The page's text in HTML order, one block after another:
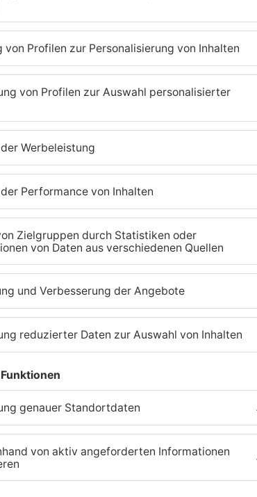
Schwimmbäder im
Primaveraland weisen teils
erhebliche Mängel auf
06.08.2026, 06:37 UHR IN PRIMAVERALAND